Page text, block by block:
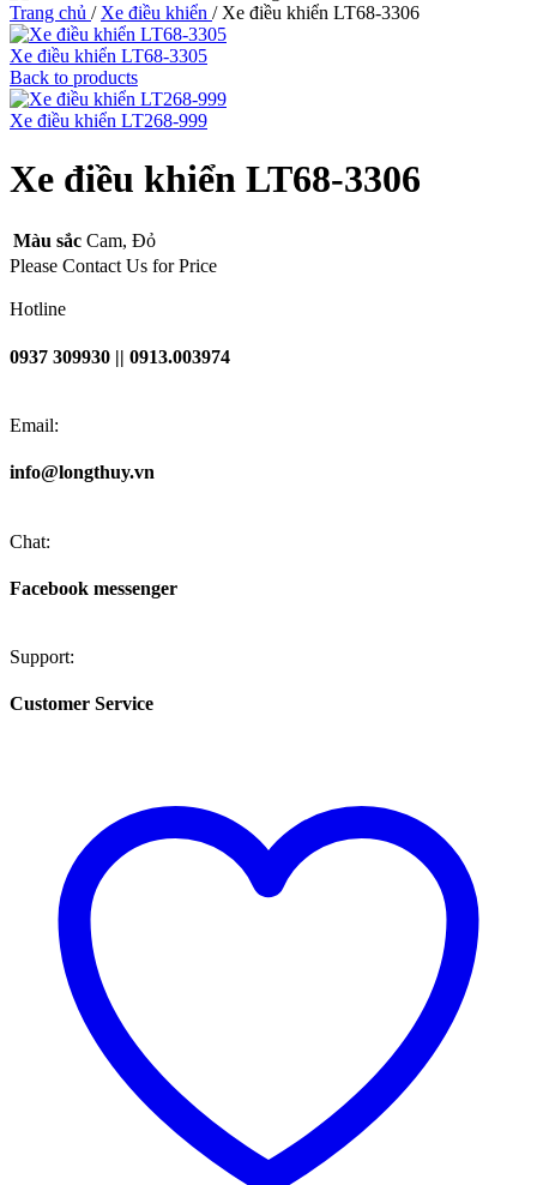
Trang chủ / Xe điều khiển / Xe điều khiển LT68-3306
Xe điều khiển LT68-3305
Back to products
Xe điều khiển LT268-999
Xe điều khiển LT68-3306
Màu sắc Cam, Đỏ
Please Contact Us for Price
Hotline
0937 309930 || 0913.003974
Email:
info@longthuy.vn
Chat:
Facebook messenger
Support:
Customer Service